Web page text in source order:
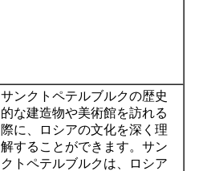
サンクトペテルブルクの歴史
的な建造物や美術館を訪れる
際に、ロシアの文化を深く理
解することができます。サン
クトペテルブルクは、ロシア